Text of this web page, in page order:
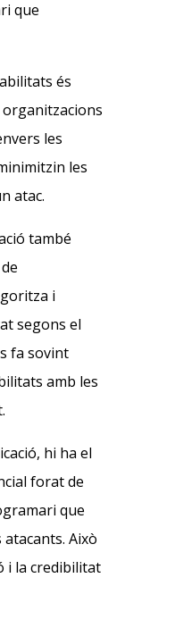
que
és
les
les
atac.
també
i
segons el
fa sovint
amb les
hi ha el
forat de
que
Això
i la credibilitat